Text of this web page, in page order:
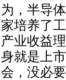
为，半导
家培养了
产业收益
身就是上
会，没必